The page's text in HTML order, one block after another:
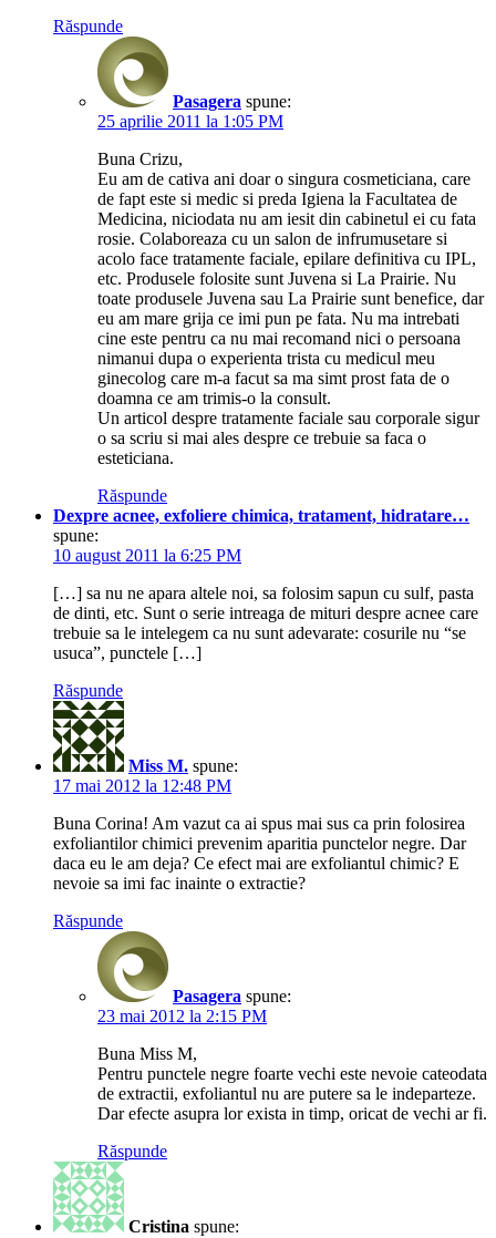
Răspunde
Pasagera spune:
25 aprilie 2011 la 1:05 PM
Buna Crizu,
Eu am de cativa ani doar o singura cosmeticiana, care
de fapt este si medic si preda Igiena la Facultatea de
Medicina, niciodata nu am iesit din cabinetul ei cu fata
rosie. Colaboreaza cu un salon de infrumusetare si
acolo face tratamente faciale, epilare definitiva cu IPL,
etc. Produsele folosite sunt Juvena si La Prairie. Nu
toate produsele Juvena sau La Prairie sunt benefice, dar
eu am mare grija ce imi pun pe fata. Nu ma intrebati
cine este pentru ca nu mai recomand nici o persoana
nimanui dupa o experienta trista cu medicul meu
ginecolog care m-a facut sa ma simt prost fata de o
doamna ce am trimis-o la consult.
Un articol despre tratamente faciale sau corporale sigur
o sa scriu si mai ales despre ce trebuie sa faca o
esteticiana.
Răspunde
Dexpre acnee, exfoliere chimica, tratament, hidratare…
spune:
10 august 2011 la 6:25 PM
[…] sa nu ne apara altele noi, sa folosim sapun cu sulf, pasta
de dinti, etc. Sunt o serie intreaga de mituri despre acnee care
trebuie sa le intelegem ca nu sunt adevarate: cosurile nu “se
usuca”, punctele […]
Răspunde
Miss M. spune:
17 mai 2012 la 12:48 PM
Buna Corina! Am vazut ca ai spus mai sus ca prin folosirea
exfoliantilor chimici prevenim aparitia punctelor negre. Dar
daca eu le am deja? Ce efect mai are exfoliantul chimic? E
nevoie sa imi fac inainte o extractie?
Răspunde
Pasagera spune:
23 mai 2012 la 2:15 PM
Buna Miss M,
Pentru punctele negre foarte vechi este nevoie cateodata
de extractii, exfoliantul nu are putere sa le indeparteze.
Dar efecte asupra lor exista in timp, oricat de vechi ar fi.
Răspunde
Cristina spune: